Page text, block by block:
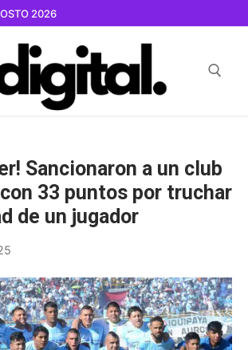
2026
Sancionaron a un club
33 puntos por truchar
de un jugador